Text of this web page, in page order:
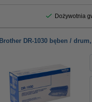
Dożywotnia
Brother DR-1030 bęben /